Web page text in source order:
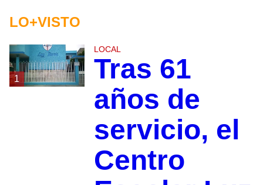
LO+VISTO
1
LOCAL
Tras 61
años de
servicio, el
Centro